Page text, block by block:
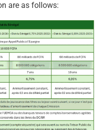
are as follows: